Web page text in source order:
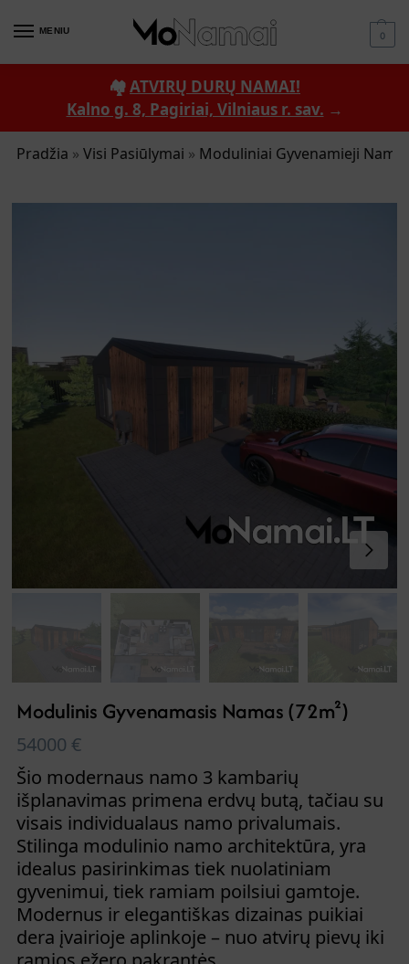
MENIU 0
🏘️ATVIRŲ DURŲ NAMAI!
Kalno g. 8, Pagiriai, Vilniaus r. sav. →
Pradžia » Visi Pasiūlymai » Moduliniai Gyvenamieji Namai
Modulinis Gyvenamasis Namas (72m²)
54000 €
Šio modernaus namo 3 kambarių
išplanavimas primena erdvų butą, tačiau su
visais individualaus namo privalumais.
Stilinga modulinio namo architektūra, yra
idealus pasirinkimas tiek nuolatiniam
gyvenimui, tiek ramiam poilsiui gamtoje.
Modernus ir elegantiškas dizainas puikiai
dera įvairioje aplinkoje – nuo atvirų pievų iki